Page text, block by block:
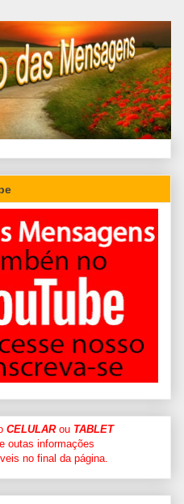
CELULARou TABLET
outas informações
no final da página.